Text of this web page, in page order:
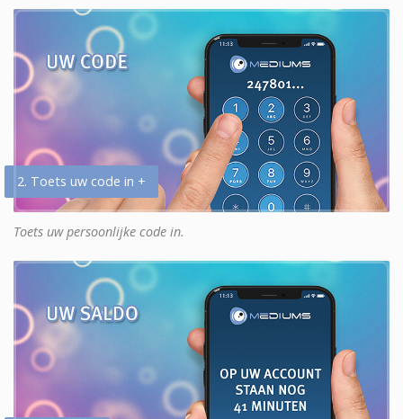
2. Toets uw code in +
Toets uw persoonlijke code in.